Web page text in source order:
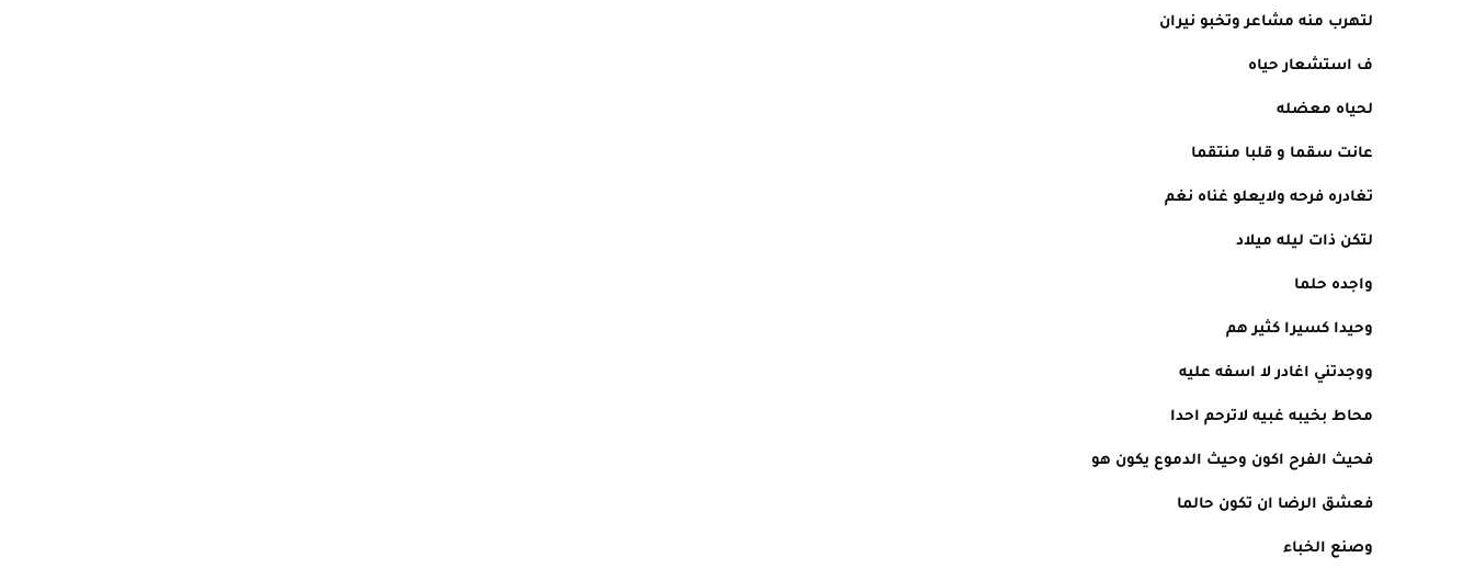
لتهرب منه مشاعر وتخبو نيران
ف استشعار حياه
لحياه معضله
عانت سقما و قلبا منتقما
تغادره فرحه ولايعلو غناه نغم
لتكن ذات ليله ميلاد
واجده حلما
وحيدا كسيرا كثير هم
ووجدتني اغادر لا اسفه عليه
محاط بخيبه غبيه لاترحم احدا
فحيث الفرح اكون وحيث الدموع يكون هو
فعشق الرضا ان تكون حالما
وصنع الخباء